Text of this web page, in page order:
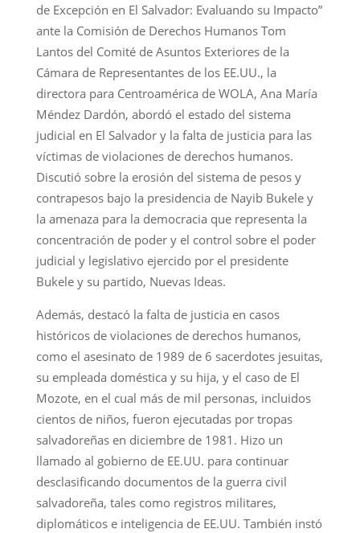
de Excepción en El Salvador: Evaluando su Impacto”
ante la Comisión de Derechos Humanos Tom
Lantos del Comité de Asuntos Exteriores de la
Cámara de Representantes de los EE.UU., la
directora para Centroamérica de WOLA, Ana María
Méndez Dardón, abordó el estado del sistema
judicial en El Salvador y la falta de justicia para las
víctimas de violaciones de derechos humanos.
Discutió sobre la erosión del sistema de pesos y
contrapesos bajo la presidencia de Nayib Bukele y
la amenaza para la democracia que representa la
concentración de poder y el control sobre el poder
judicial y legislativo ejercido por el presidente
Bukele y su partido, Nuevas Ideas.
Además, destacó la falta de justicia en casos
históricos de violaciones de derechos humanos,
como el asesinato de 1989 de 6 sacerdotes jesuitas,
su empleada doméstica y su hija, y el caso de El
Mozote, en el cual más de mil personas, incluidos
cientos de niños, fueron ejecutadas por tropas
salvadoreñas en diciembre de 1981. Hizo un
llamado al gobierno de EE.UU. para continuar
desclasificando documentos de la guerra civil
salvadoreña, tales como registros militares,
diplomáticos e inteligencia de EE.UU. También instó